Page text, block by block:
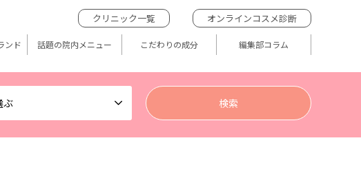
ぶ
クリニック一覧 オンラインコスメ診断
ンド 話題の院内メニュー こだわりの成分 編集部コラム